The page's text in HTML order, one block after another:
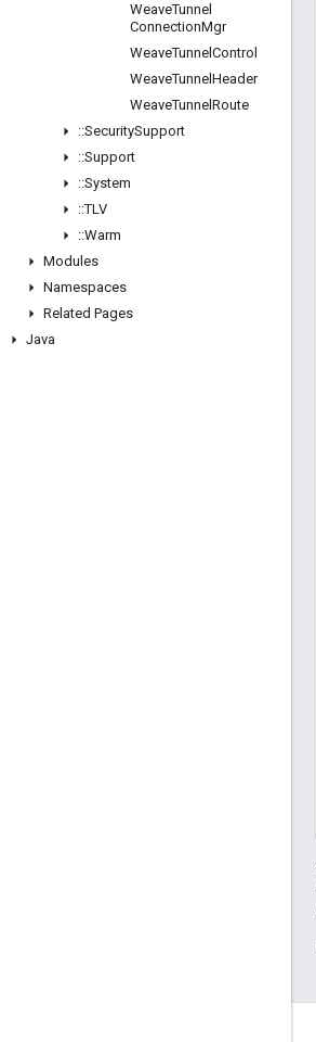
WeaveTunnel
ConnectionMgr
WeaveTunnel Control
WeaveTunnel Header
WeaveTunnel Route
::SecuritySupport
::Support
::System
::TLV
::Warm
Modules
Namespaces
Related Pages
Java